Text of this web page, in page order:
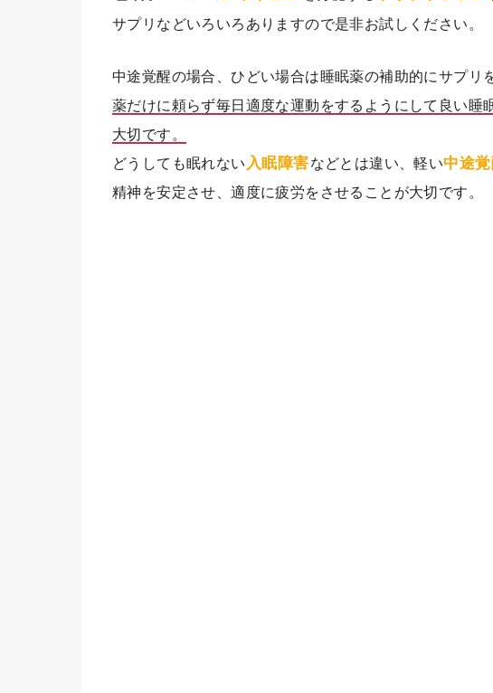
サプリなどいろいろありますので是非お試しください。
中途覚醒の場合、ひどい場合は睡眠薬の補助的にサプリ
薬だけに頼らず毎日適度な運動をするようにして良い睡
大切です。
どうしても眠れない 入眠障害などとは違い、軽い中途
精神を安定させ、適度に疲労をさせることが大切です。